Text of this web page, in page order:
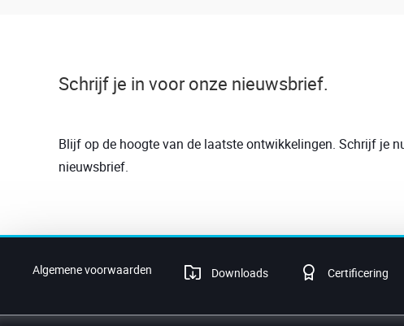
Schrijf je in voor onze nieuwsbrief.
Blijf op de hoogte van de laatste ontwikkelingen. Schrijf je
nieuwsbrief.
Algemene voorwaarden Downloads Certificering